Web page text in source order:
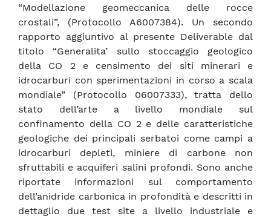
“Modellazione geomeccanica delle rocce
crostali”, (Protocollo A6007384). Un secondo
rapporto aggiuntivo al presente Deliverable dal
titolo “Generalita’ sullo stoccaggio geologico
della CO 2 e censimento dei siti minerari e
idrocarburi con sperimentazioni in corso a scala
mondiale” (Protocollo 06007333), tratta dello
stato dell’arte a livello mondiale sul
confinamento della CO 2 e delle caratteristiche
geologiche dei principali serbatoi come campi a
idrocarburi depleti, miniere di carbone non
sfruttabili e acquiferi salini profondi. Sono anche
riportate informazioni sul comportamento
dell’anidride carbonica in profondità e descritti in
dettaglio due test site a livello industriale e